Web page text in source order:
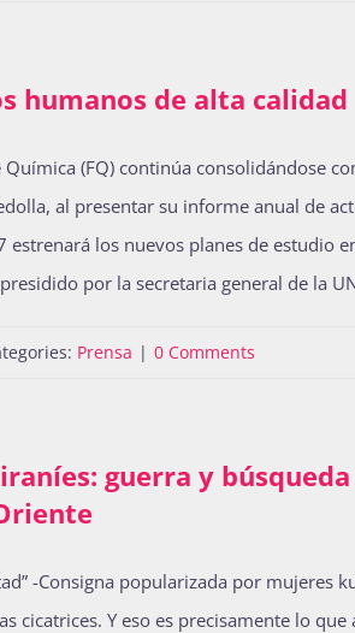
humanos de alta calidad
Química (FQ) continúa
al presentar su informe anual de
estrenará los nuevos planes de estudio
por la secretaria general de la
Prensa | 0 Comments
guerra y
cicatrices. Y eso es precisamente lo